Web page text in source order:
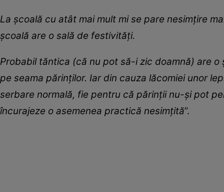
La școală cu atât mai mult mi se pare nesimțire
școală are o sală de festivități.
Probabil tăntica (că nu pot să-i zic doamnă) are
pe seama părinților. Iar din cauza lăcomiei unor
serbare normală, fie pentru că părinții nu-și pot
încurajeze o asemenea practică nesimțită”.